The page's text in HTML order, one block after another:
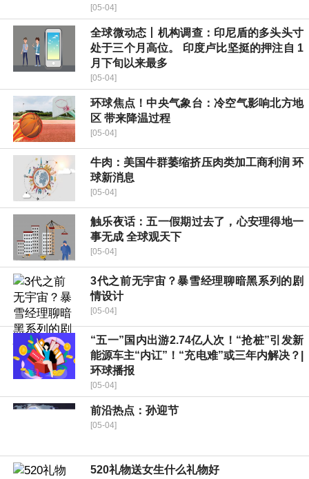
[05-04]
全球微动态丨机构调查：印尼盾的多头头寸
处于三个月高位。 印度卢比坚挺的押注自 1
月下旬以来最多
[05-04]
环球焦点！中央气象台：冷空气影响北方地
区 带来降温过程
[05-04]
牛肉：美国牛群萎缩挤压肉类加工商利润 环
球新消息
[05-04]
触乐夜话：五一假期过去了，心安理得地一
事无成 全球观天下
[05-04]
3代之前无宇宙？暴雪经理聊暗黑系列的剧
情设计
[05-04]
“五一”国内出游2.74亿人次！“抢桩”引发新
能源车主“内讧”！“充电难”或三年内解决？|
环球播报
[05-04]
前沿热点：孙迎节
[05-04]
520礼物送女生什么礼物好